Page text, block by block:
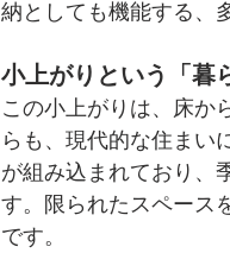
納としても機能する、
小上がりという「暮
この小上がりは、床か
らも、現代的な住まい
が組み込まれており、
す。限られたスペース
です。